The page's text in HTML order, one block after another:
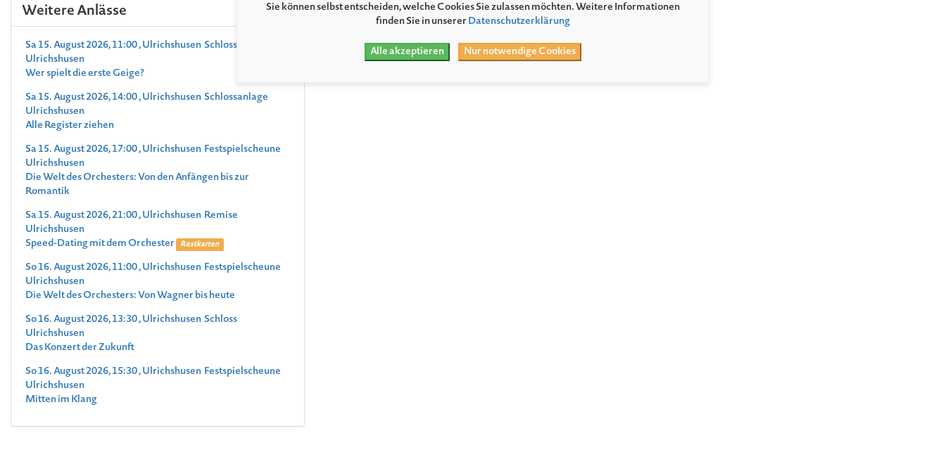
Weitere Anlässe
Sa 15. August 2026, 11:00 , Ulrichshusen Schloss
Ulrichshusen
Wer spielt die erste Geige?
Sa 15. August 2026, 14:00 , Ulrichshusen Schlossanlage
Ulrichshusen
Alle Register ziehen
Sa 15. August 2026, 17:00 , Ulrichshusen Festspielscheune
Ulrichshusen
Die Welt des Orchesters: Von den Anfängen bis zur
Romantik
Sa 15. August 2026, 21:00 , Ulrichshusen Remise
Ulrichshusen
Speed-Dating mit dem Orchester
Restkarten
So 16. August 2026, 11:00 , Ulrichshusen Festspielscheune
Ulrichshusen
Die Welt des Orchesters: Von Wagner bis heute
So 16. August 2026, 13:30 , Ulrichshusen Schloss
Ulrichshusen
Das Konzert der Zukunft
So 16. August 2026, 15:30 , Ulrichshusen Festspielscheune
Ulrichshusen
Mitten im Klang
Sie können selbst entscheiden, welche Cookies Sie zulassen möchten. Weitere Informationen
finden Sie in unserer Datenschutzerklärung
Alle akzeptieren Nur notwendige Cookies